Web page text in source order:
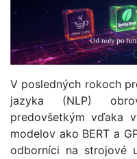
V posledných rokoch
jazyka (NLP)
predovšetkým vďaka
modelov ako BERT a
odborníci na strojové